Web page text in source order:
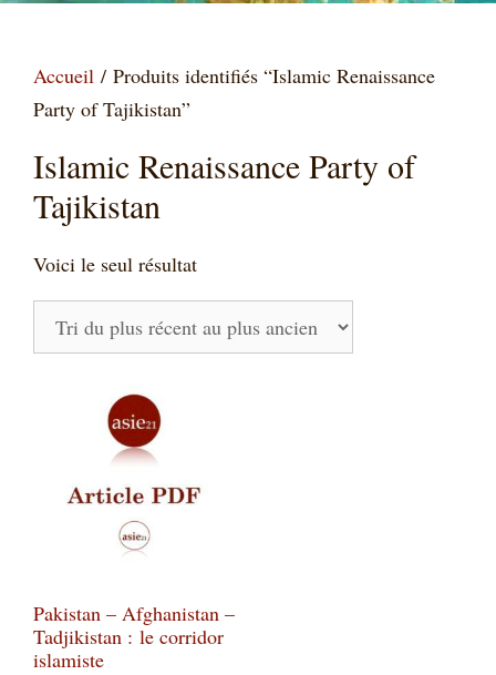
Accueil / Produits identifiés “Islamic Renaissance
Party of Tajikistan”
Islamic Renaissance Party of
Tajikistan
Voici le seul résultat
Pakistan – Afghanistan –
Tadjikistan : le corridor
islamiste